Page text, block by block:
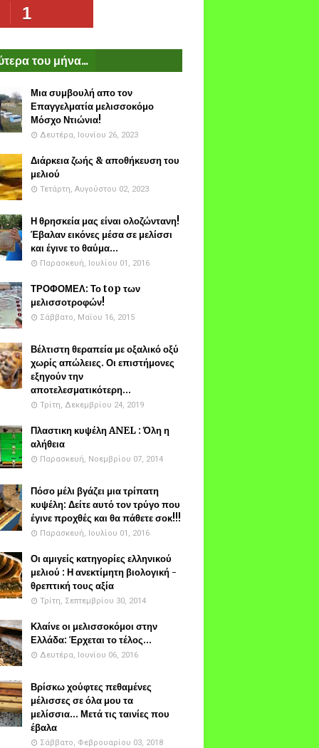
1
του μήνα...
Μια συμβουλή απο τον
Επαγγελματία μελισσοκόμο
Μόσχο Ντιώνια!
Δευτέρα, Ιουνίου 26, 2023
Διάρκεια ζωής & αποθήκευση του
μελιού
Τετάρτη, Αυγούστου 02, 2023
Η θρησκεία μας είναι ολοζώντανη!
Έβαλαν εικόνες μέσα σε μελίσσι
και έγινε το θαύμα...
Παρασκευή, Ιουλίου 01, 2016
ΤΡΟΦΟΜΕΛ: Το top των
μελισσοτροφών!
Σάββατο, Μαΐου 16, 2015
Βέλτιστη θεραπεία με οξαλικό οξύ
χωρίς απώλειες. Οι επιστήμονες
εξηγούν την
αποτελεσματικότερη...
Τρίτη, Δεκεμβρίου 24, 2019
Πλαστικη κυψέλη ANEL : Όλη η
αλήθεια
Παρασκευή, Νοεμβρίου 07, 2014
Πόσο μέλι βγάζει μια τρίπατη
κυψέλη: Δείτε αυτό τον τρύγο που
έγινε προχθές και θα πάθετε σοκ!!!
Παρασκευή, Ιουλίου 01, 2016
Οι αμιγείς κατηγορίες ελληνικού
μελιού : Η ανεκτίμητη βιολογική -
θρεπτική τους αξία
Τρίτη, Σεπτεμβρίου 30, 2014
Κλαίνε οι μελισσοκόμοι στην
Ελλάδα: Έρχεται το τέλος...
Δευτέρα, Ιουνίου 06, 2016
Βρίσκω χούφτες πεθαμένες
μέλισσες σε όλα μου τα
μελίσσια... Μετά τις ταινίες που
έβαλα
Σάββατο, Φεβρουαρίου 03, 2018